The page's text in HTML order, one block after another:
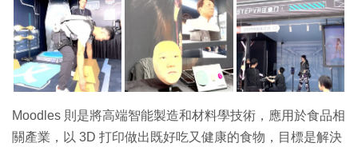
Moodles 則是將高端智能製造和材料學技術，應用於⻝品相
關產業，以 3D 打印做出既好吃又健康的⻝物，目標是解決